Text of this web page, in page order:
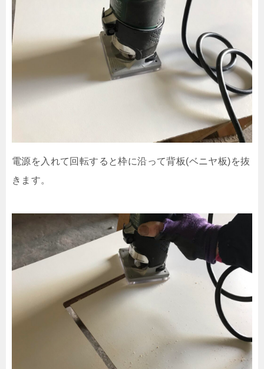
電源を入れて回転すると枠に沿って背板(ベニヤ板)を抜
きます。